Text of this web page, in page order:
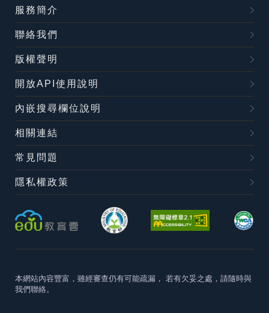
服務簡介
聯絡我們
版權聲明
開放API使用說明
內嵌搜尋欄位說明
相關連結
常見問題
隱私權政策
本網站內容豐富，雖經審查仍有可能疏漏， 若有欠妥之處，請隨時與
我們聯絡。